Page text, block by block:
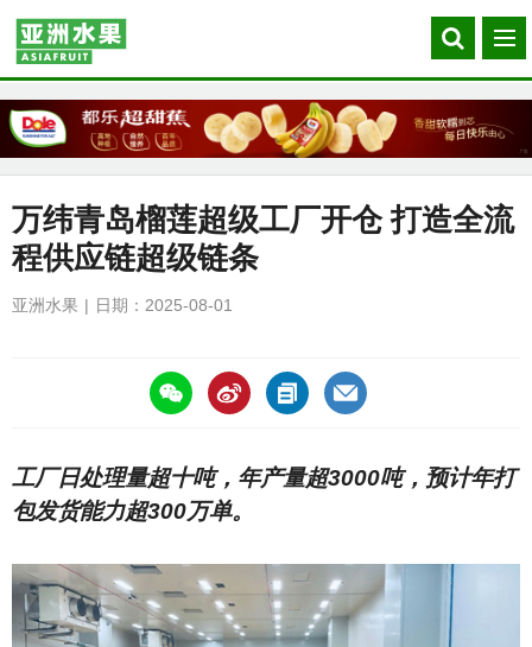
Search
our
菜
单
万纬青岛榴莲超级工厂开仓 打造全流
程供应链超级链条
亚洲水果 日期：2025-08-01
https://asiafruitchina.net/30324.html
工厂日处理量超十吨，年产量超3000吨，预计年打
包发货能力超300万单。